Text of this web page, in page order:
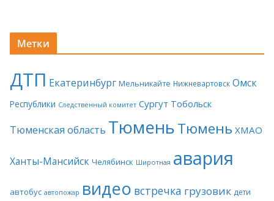
Метки
ДТП Екатеринбург Мельникайте Нижневартовск Омск
Республики Следственный комитет Сургут Тобольск
Тюменская область ТюменьТюмень ХМАО
Ханты-Мансийск Челябинск Широтная авария
автобус автопожар видео встречка грузовик дети